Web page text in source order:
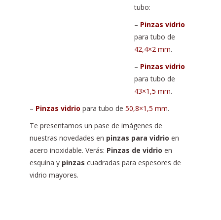
tubo:
– Pinzas vidrio
para tubo de
42,4×2 mm.
– Pinzas vidrio
para tubo de
43×1,5 mm.
– Pinzas vidrio para tubo de 50,8×1,5 mm.
Te presentamos un pase de imágenes de
nuestras novedades en pinzas para vidrio en
acero inoxidable. Verás: Pinzas de vidrio en
esquina y pinzas cuadradas para espesores de
vidrio mayores.